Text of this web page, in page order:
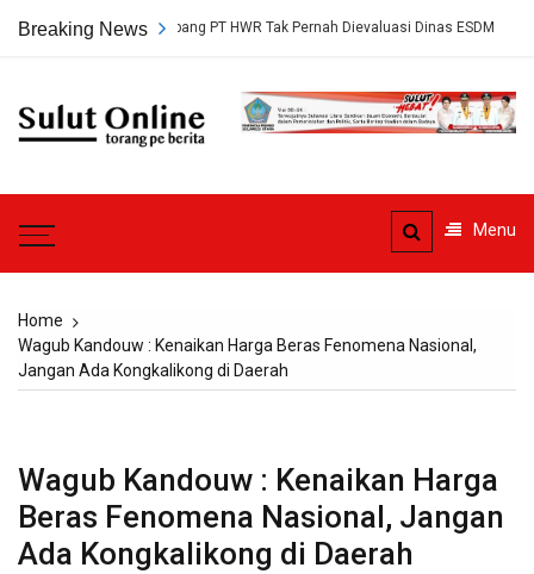
Breaking News
Tambang PT HWR Tak Pernah Dievaluasi Dinas ESDM
Sulut
Menu
Home
Wagub Kandouw : Kenaikan Harga Beras Fenomena Nasional,
Jangan Ada Kongkalikong di Daerah
Wagub Kandouw : Kenaikan Harga
Beras Fenomena Nasional, Jangan
Ada Kongkalikong di Daerah